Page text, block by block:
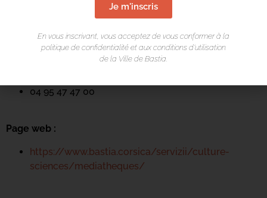
Mediateca Barberine Duriani
13 Rue Saint-Exupéry
20600 Bastia
04 95 47 47 00
Page web :
https://www.bastia.corsica/servizii/culture-
sciences/mediatheques/
Je m'inscris
En vous inscrivant, vous acceptez de vous conformer à la
politique de confidentialité et aux conditions d’utilisation
de la Ville de Bastia.